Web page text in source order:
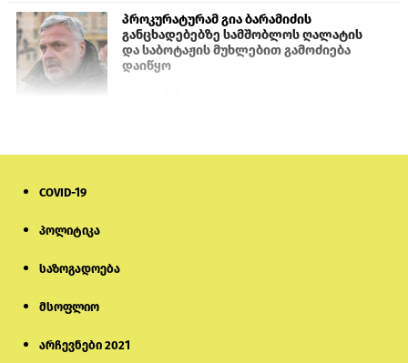
პროკურატურამ გია ბარამიძის
განცხადებებზე სამშობლოს ღალატის
და საბოტაჟის მუხლებით გამოძიება
დაიწყო
რას ამბობს საქმის პროკურორი
COVID-19
პოლიტიკა
საზოგადოება
მსოფლიო
არჩევნები 2021